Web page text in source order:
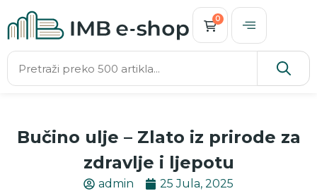
0
Bučino ulje – Zlato iz prirode za
zdravlje i ljepotu
admin 25 Jula, 2025